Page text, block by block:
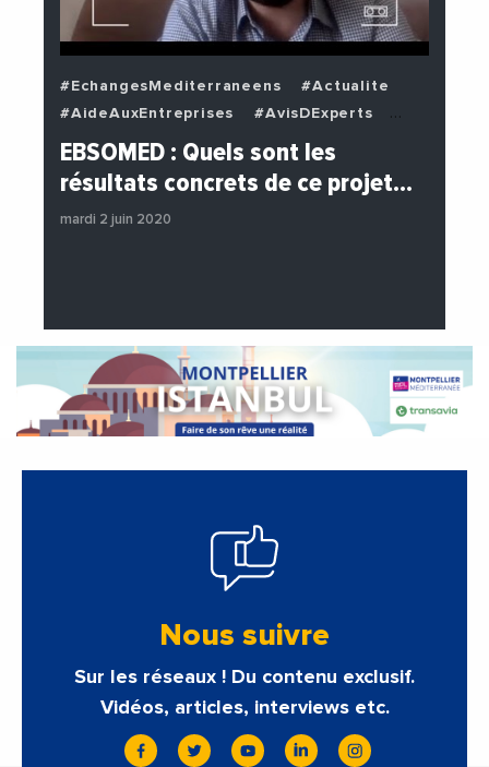
#EchangesMediterraneens
#Actualite
#AideAuxEntreprises
#AvisDExperts
#BuzzNews
#Decideurs
#EchangesMediterraneens
#Entreprises
#Institutions
#PhotosEtVideos
EBSOMED : Quels sont les
résultats concrets de ce projet…
mardi 2 juin 2020
Nous suivre
Sur les réseaux ! Du contenu exclusif.
Vidéos, articles, interviews etc.